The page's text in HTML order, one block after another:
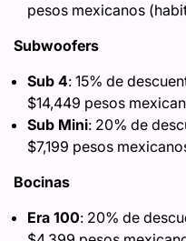
pesos mexicanos
Subwoofers
Sub 4: 15% de
$14,449 pesos
Sub Mini: 20% de
$7,199 pesos
Bocinas
Era 100: 20% de